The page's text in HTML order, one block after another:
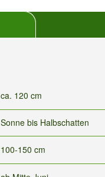
ca. 120 cm
Sonne bis Halbschatten
100-150 cm